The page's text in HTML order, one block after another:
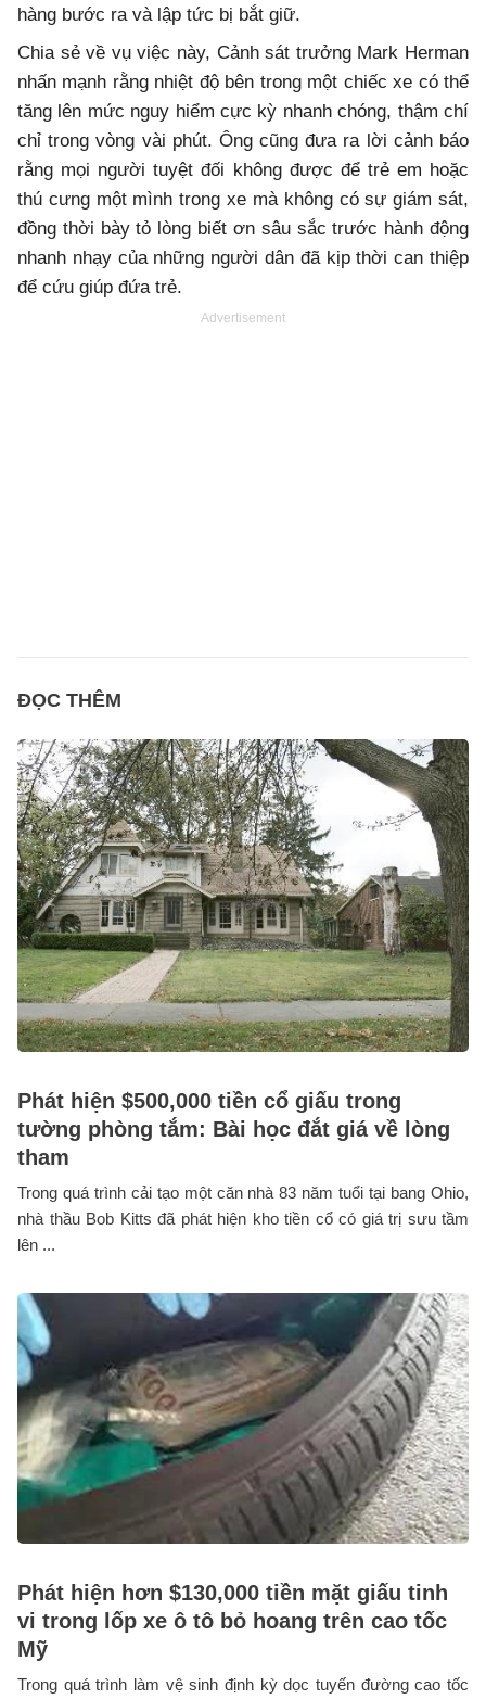
hàng bước ra và lập tức bị bắt giữ.
Chia sẻ về vụ việc này, Cảnh sát trưởng Mark Herman
nhấn mạnh rằng nhiệt độ bên trong một chiếc xe có thể
tăng lên mức nguy hiểm cực kỳ nhanh chóng, thậm chí
chỉ trong vòng vài phút. Ông cũng đưa ra lời cảnh báo
rằng mọi người tuyệt đối không được để trẻ em hoặc
thú cưng một mình trong xe mà không có sự giám sát,
đồng thời bày tỏ lòng biết ơn sâu sắc trước hành động
nhanh nhạy của những người dân đã kịp thời can thiệp
để cứu giúp đứa trẻ.
Advertisement
ĐỌC THÊM
Phát hiện $500,000 tiền cổ giấu trong
tường phòng tắm: Bài học đắt giá về lòng
tham
Trong quá trình cải tạo một căn nhà 83 năm tuổi tại bang Ohio,
nhà thầu Bob Kitts đã phát hiện kho tiền cổ có giá trị sưu tầm
lên ...
Phát hiện hơn $130,000 tiền mặt giấu tinh
vi trong lốp xe ô tô bỏ hoang trên cao tốc
Mỹ
Trong quá trình làm vệ sinh định kỳ dọc tuyến đường cao tốc